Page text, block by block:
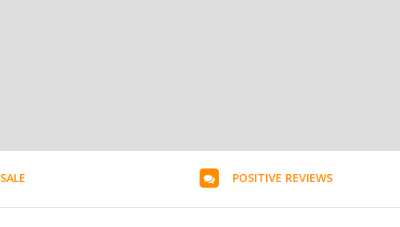
SALE POSITIVE REVIEWS